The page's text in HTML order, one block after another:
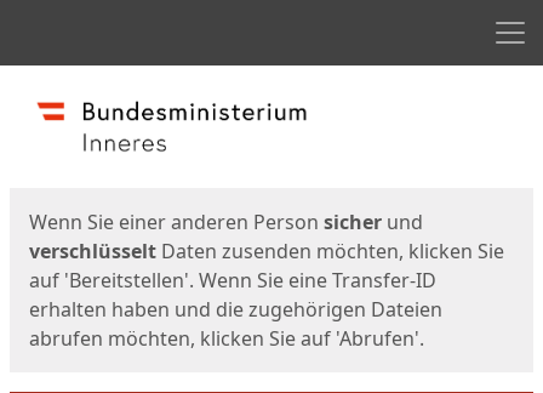
Start
Wenn Sie einer anderen Person sicher und
verschlüsselt Daten zusenden möchten, klicken Sie
auf 'Bereitstellen'. Wenn Sie eine Transfer-ID
erhalten haben und die zugehörigen Dateien
abrufen möchten, klicken Sie auf 'Abrufen'.